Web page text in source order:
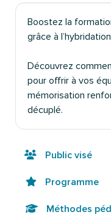
Boostez la
grâce à
Découvrez
pour offrir à vos
mémorisation
décuplé.
Public visé
Programme
Méthodes